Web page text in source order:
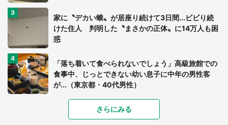
家に〝デカい蛾〟が居座り続けて3日間...ビビり続
けた住人 判明した〝まさかの正体〟に14万人も困
惑
「落ち着いて食べられないでしょう」高級旅館での
食事中、じっとできない幼い息子に中年の男性客
が...（東京都・40代男性）
「富豪すぎ」1歳息子の〝店頭駄々こね〟の内容に1.
7万人驚がく 「お菓子売り場ならまだしも...」「ハ
さらにみる